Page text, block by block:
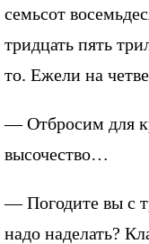
семьсот
тридцать пять
то. Ежели на
— Отбросим для
высочество…
— Погодите вы с
надо наделать?